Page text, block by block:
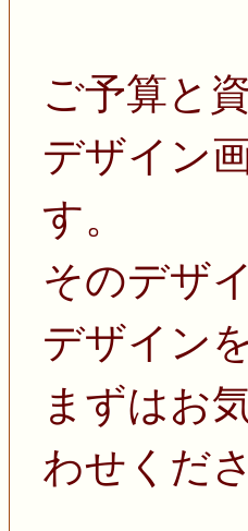
ご予算と
デザイン
す。
そのデザ
デザイン
まずはお
わせくださ